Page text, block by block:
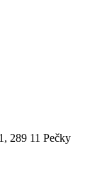
289 11 Pečky